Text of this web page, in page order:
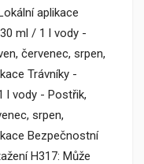
aplikace
ml / 1 l vody -
červenec, srpen,
Trávníky -
l vody - Postřik,
srpen,
Bezpečnostní
H317: Může